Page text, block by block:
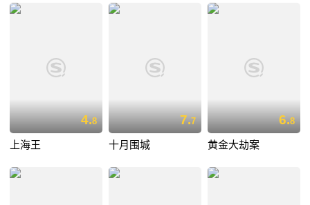
4.8
上海王
7.7
十月围城
6.8
黄金大劫案